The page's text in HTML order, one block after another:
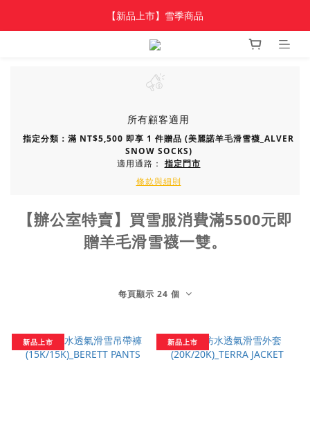
加入新會員 領$100 購物金，首單享免運🚛
【新品上市】雪季商品
加入新會員 領$100 購物金，首單享免運🚛
所有顧客適用
指定分類：滿 NT$5,500 即享 1 件贈品 (美麗諾羊毛滑雪襪_ALVER
SNOW SOCKS)
適用通路： 指定門市
條款與細則
【辦公室特賣】買雪服消費滿5500元即
贈羊毛滑雪襪一雙。
每頁顯示 24 個
新品上市 新品上市